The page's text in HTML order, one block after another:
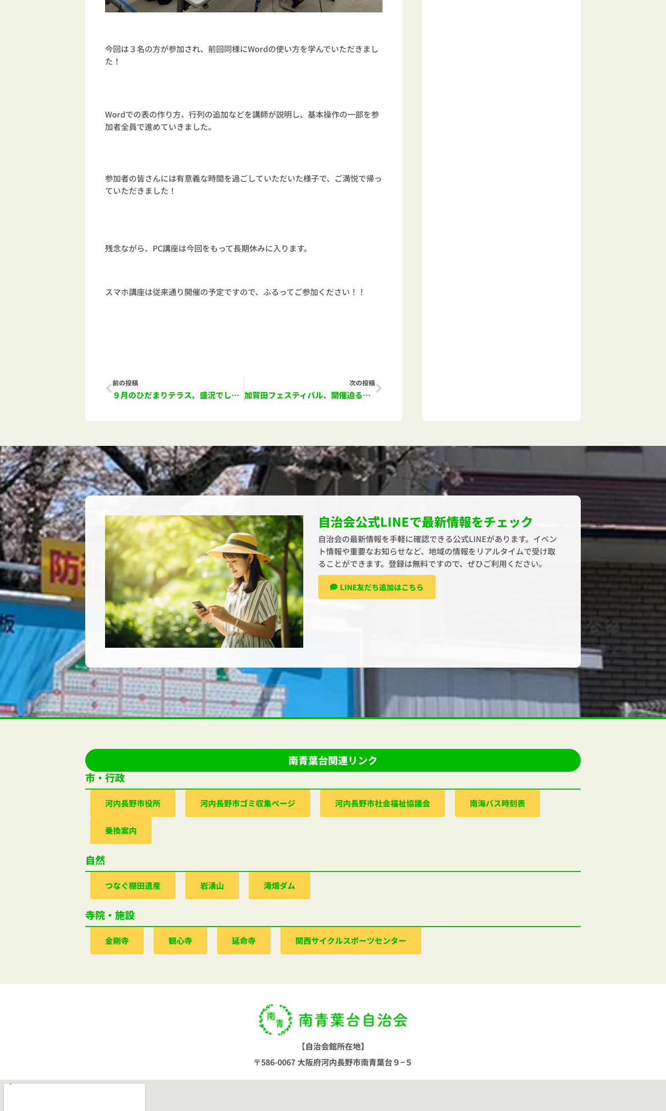
今回は３名の方が参加され、前回同様にWordの使い方を学んでいただきまし
た！
Wordでの表の作り方、行列の追加などを講師が説明し、基本操作の一部を参
加者全員で進めていきました。
参加者の皆さんには有意義な時間を過ごしていただいた様子で、ご満悦で帰っ
ていただきました！
残念ながら、PC講座は今回をもって長期休みに入ります。
スマホ講座は従来通り開催の予定ですので、ふるってご参加ください！！
Prev
前の投稿
９月のひだまりテラス、盛況でした！
次の投稿
加賀田フェスティバル、開催迫る！！
Next
自治会公式LINEで最新情報をチェック
自治会の最新情報を手軽に確認できる公式LINEがあります。イベン
ト情報や重要なお知らせなど、地域の情報をリアルタイムで受け取
ることができます。登録は無料ですので、ぜひご利用ください。
LINE友だち追加はこちら
南青葉台関連リンク
市・行政
河内⻑野市役所 河内⻑野市ゴミ収集ぺージ 河内⻑野市社会福祉協議会 南海バス時刻表
乗換案内
自然
つなぐ棚田遺産 岩湧山 滝畑ダム
寺院・施設
金剛寺 観心寺 延命寺 関西サイクルスポーツセンター
【自治会館所在地】
〒586-0067 大阪府河内長野市南青葉台９−５